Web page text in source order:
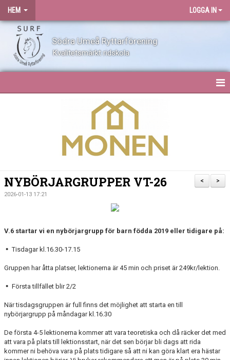
HEM LOGGA IN
Södra Umeå Ryttarförening
Kvalitetsmärkt ridskola
ANLÄGGNING
PROVISIONSFÖRSÄLJNING
FRAMSTEG
BOTNIA HÄSTKLINIK
SURF-FONDEN
>
<
NYBÖRJARGRUPPER VT-26
2026-01-13 17:21
V.6 startar vi en nybörjargrupp för barn födda 2019 eller tidigare på:
• Tisdagar kl.16.30-17.15
Gruppen har åtta platser, lektionerna är 45 min och priset är 249kr/lektion.
• Första tillfället blir 2/2
När tisdagsgruppen är full finns det möjlighet att starta en till
nybörjargrupp på måndagar kl.16.30
De första 4-5 lektionerna kommer att vara teoretiska och då räcker det med
att vara på plats till lektionsstart, när det sen börjar bli dags att rida
kommer ni behöva vara på plats tidigare så att ni kan göra klart era hästar